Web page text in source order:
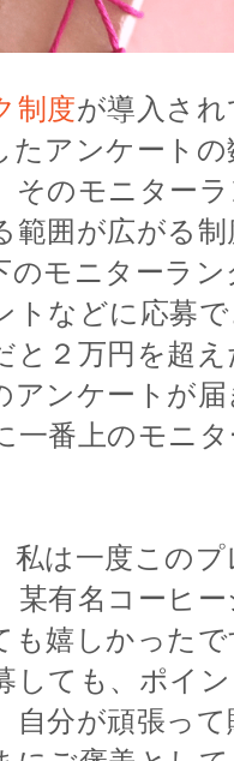
制度が導入さ
たアンケート
そのモニター
範囲が広がる
のモニターラ
トなどに応募
と２万円を超
アンケートが
一番上のモニ
私は一度この
某有名コーヒ
も嬉しかった
しても、ポイ
自分が頑張っ